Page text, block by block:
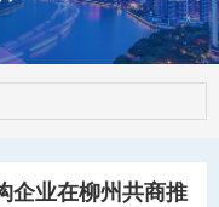
企业在柳州共商推